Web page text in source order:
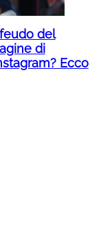
del
di
Ecco